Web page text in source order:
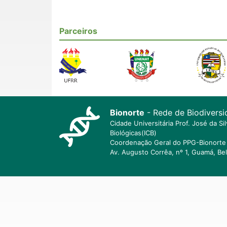
Parceiros
Bionorte - Rede de
Cidade Universitária Prof. José da
Biológicas(ICB)
Coordenação Geral do PPG-
Av. Augusto Corrêa, nº 1, Guamá,